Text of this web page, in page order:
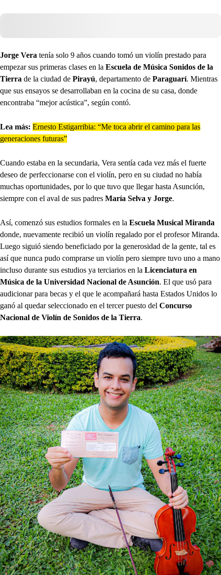
Jorge Vera tenía solo 9 años cuando tomó un violín prestado para
empezar sus primeras clases en la Escuela de Música Sonidos de la
Tierra de la ciudad de Pirayú, departamento de Paraguarí. Mientras
que sus ensayos se desarrollaban en la cocina de su casa, donde
encontraba “mejor acústica”, según contó.
Lea más: Ernesto Estigarribia: “Me toca abrir el camino para las
generaciones futuras”
Cuando estaba en la secundaria, Vera sentía cada vez más el fuerte
deseo de perfeccionarse con el violín, pero en su ciudad no había
muchas oportunidades, por lo que tuvo que llegar hasta Asunción,
siempre con el aval de sus padres María Selva y Jorge.
Así, comenzó sus estudios formales en la Escuela Musical Miranda
donde, nuevamente recibió un violín regalado por el profesor Miranda.
Luego siguió siendo beneficiado por la generosidad de la gente, tal es
así que nunca pudo comprarse un violín pero siempre tuvo uno a mano
incluso durante sus estudios ya terciarios en la Licenciatura en
Música de la Universidad Nacional de Asunción. El que usó para
audicionar para becas y el que le acompañará hasta Estados Unidos lo
ganó al quedar seleccionado en el tercer puesto del Concurso
Nacional de Violín de Sonidos de la Tierra.